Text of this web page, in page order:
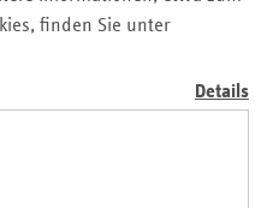
finden Sie unter
Details
auf Landesebene „mit